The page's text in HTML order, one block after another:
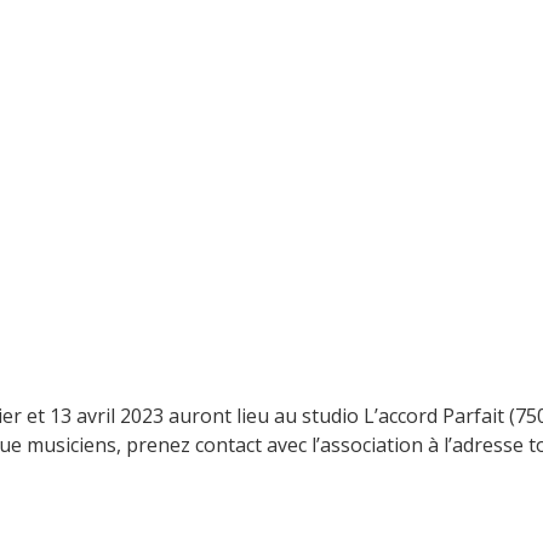
et 13 avril 2023 auront lieu au studio L’accord Parfait
prenez contact avec l’association à l’adresse